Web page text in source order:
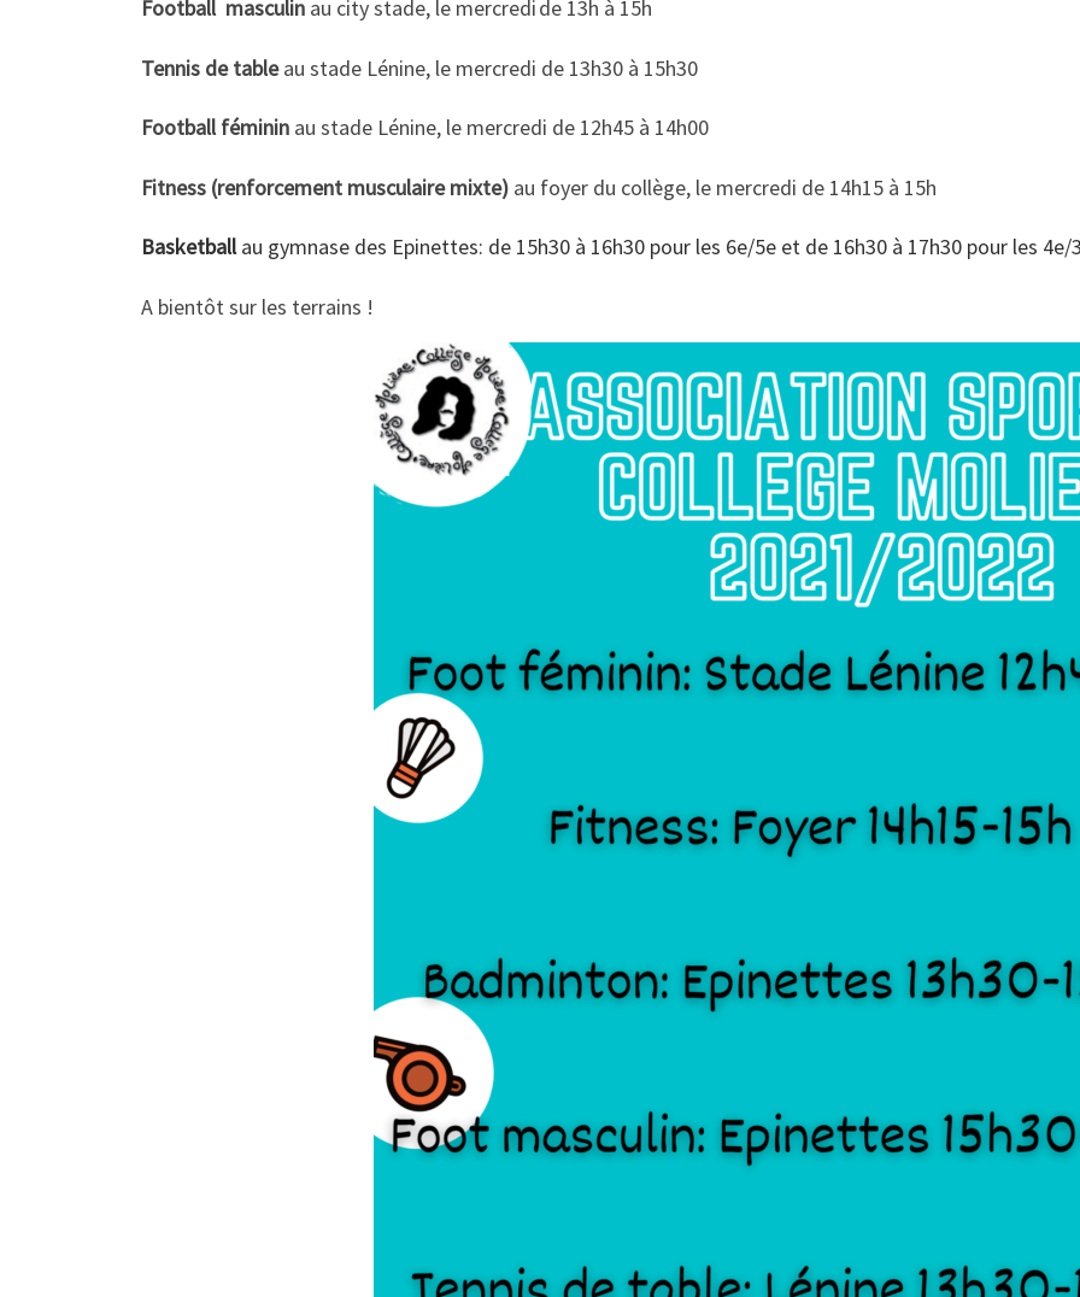
Football masculin au city stade, le mercredi de 13h à 15h
Tennis de tableau stade Lénine, le mercredi de 13h30 à 15h30
Football féminin au stade Lénine, le mercredi de 12h45 à 14h00
Fitness (renforcement musculaire mixte) au foyer du collège, le mercredi de 14h15 à 15h
Basketballau gymnase des Epinettes: de 15h30 à 16h30 pour les 6e/5e et de 16h30 à 17h30 pour les 4e/
A bientôt sur les terrains !